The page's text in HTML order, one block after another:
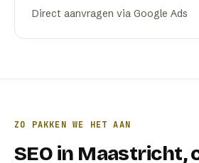
Direct aanvragen via Google Ads
ZO PAKKEN WE HET AAN
SEO in Maastricht,